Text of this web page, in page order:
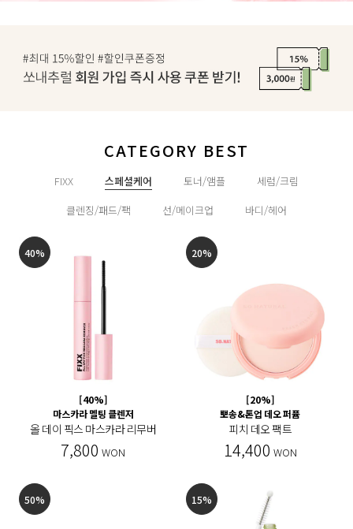
CATEGORY BEST
FIXX 스페셜케어 토너/앰플
세럼/크림
클렌징/패드/팩
선/메이크업 바디/헤어
40%
[40%]
마스카라 멜팅 클렌저
올 데이 픽스 마스카라 리무버
7,800 WON
20%
[20%]
뽀송&톤업 데오 퍼퓸
피치 데오 팩트
14,400 WON
50% 15%